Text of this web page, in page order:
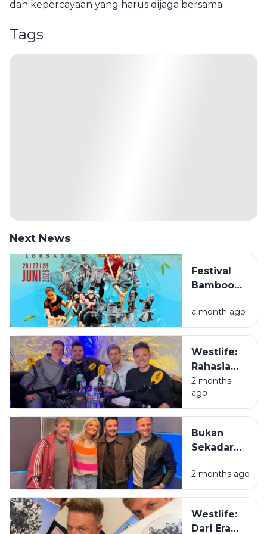
dan kepercayaan yang harus dijaga bersama.
Tags
Next News
Festival
Bamboo
Loksado
2026,
Menyusuri
Sungai
Amandit
dengan
Rakit Bambu
di
Pegunungan
a month ago
Westlife:
Rahasia
Kenapa
Mas-Mas
Irlandia Ini
Juara di
Hati Kita
2 months
ago
Bukan
Sekadar
Westlife
Adalah
Tongkrongan
2 months ago
Westlife:
Dari Era